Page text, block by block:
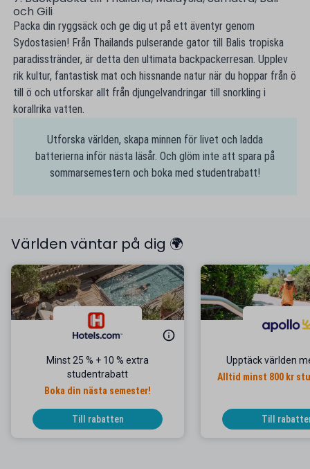
och Gili
Packa din ryggsäck och ge dig ut på ett äventyr genom
Sydostasien! Från Thailands pulserande gator till Balis tropiska
paradisstränder, är detta den ultimata backpackerresan. Upplev
rik kultur, fantastisk mat och hissnande natur när du hoppar från ö
till ö och utforskar allt från djungelvandringar till snorkling i
korallrika vatten.
Utforska världen, skapa minnen för livet och ladda
batterierna inför nästa läsår. Och glöm inte att spara på
sommarsemestern och boka med studentrabatt!
Världen väntar på dig 🌍
Minst 25 % + 10 % extra
studentrabatt
Boka din nästa semester!
Till rabatten
Upptäck världen
Alltid minst 800 kr
Till